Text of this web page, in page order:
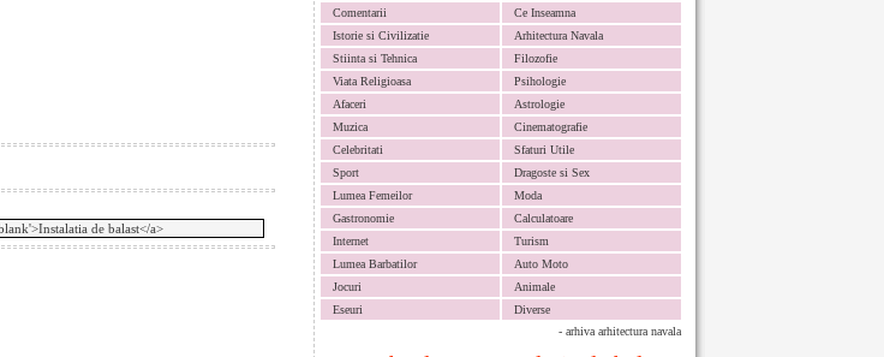
Comentarii
Ce Inseamna
Istorie si Civilizatie
Arhitectura Navala
Stiinta si Tehnica
Filozofie
Viata Religioasa
Psihologie
Afaceri
Astrologie
Muzica
Cinematografie
Celebritati
Sfaturi Utile
Sport
Dragoste si Sex
Lumea Femeilor
Moda
Gastronomie
Calculatoare
Internet
Turism
Lumea Barbatilor
Auto Moto
Jocuri
Animale
Eseuri
Diverse
- arhiva arhitectura navala